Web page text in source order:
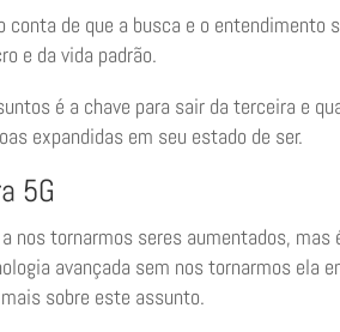
conta de que a busca e o entendimento
e da vida padrão.
é a chave para sair da terceira e
expandidas em seu estado de ser.
5G
nos tornarmos seres aumentados,
avançada sem nos tornarmos ela
sobre este assunto.